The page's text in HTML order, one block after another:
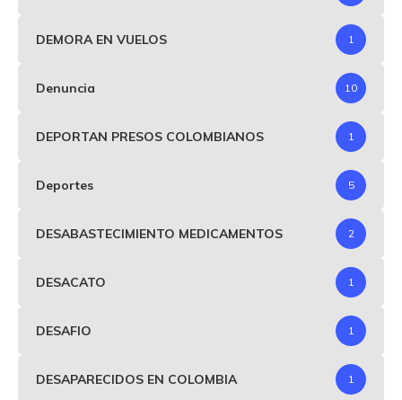
DEMORA EN VUELOS 1
Denuncia 10
DEPORTAN PRESOS COLOMBIANOS 1
Deportes 5
DESABASTECIMIENTO MEDICAMENTOS 2
DESACATO 1
DESAFIO 1
DESAPARECIDOS EN COLOMBIA 1